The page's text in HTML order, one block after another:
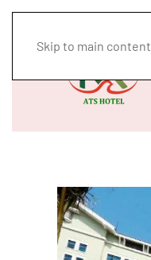
Skip to main content